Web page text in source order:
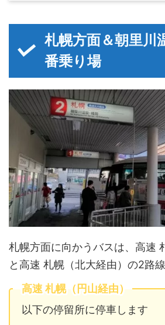
札幌方面＆朝里川
番乗り場
札幌方面に向かうバスは、高速
と高速 札幌（北大経由）の2路線
高速 札幌（円山経由）
以下の停留所に停車します